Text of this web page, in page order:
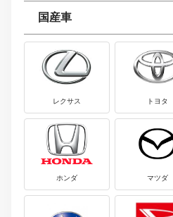
国産車
レクサス トヨタ
ホンダ マツダ